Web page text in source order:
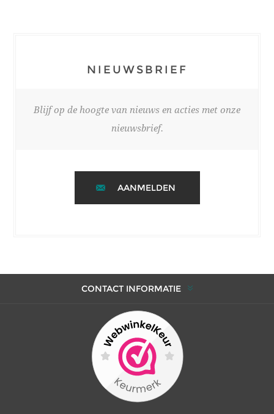
NIEUWSBRIEF
Blijf op de hoogte van nieuws en acties met onze
nieuwsbrief.
AANMELDEN
CONTACT INFORMATIE